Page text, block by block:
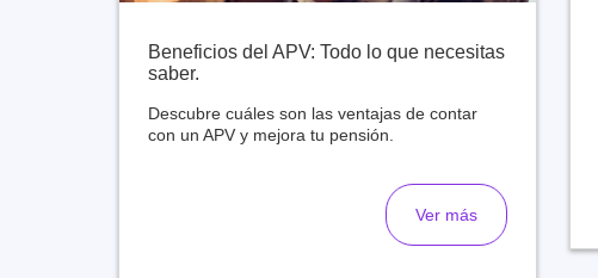
Beneficios del APV: Todo lo que necesitas
saber.
Descubre cuáles son las ventajas de contar
con un APV y mejora tu pensión.
Ver más